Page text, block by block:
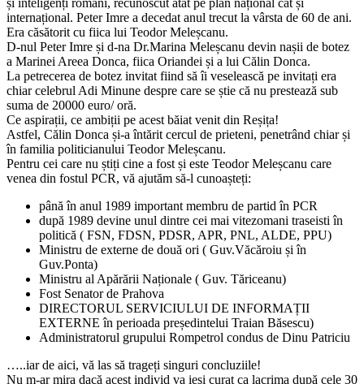
internațional. Peter Imre a decedat anul trecut la vârsta de 60 de ani.
Era căsătorit cu fiica lui Teodor Meleșcanu.
D-nul Peter Imre și d-na Dr.Marina Meleșcanu devin nașii de botez
a Marinei Areea Donca, fiica Oriandei și a lui Călin Donca.
La petrecerea de botez invitat fiind să îi veselească pe invitați era
chiar celebrul Adi Minune despre care se știe că nu prestează sub
suma de 20000 euro/ oră.
Ce aspirații, ce ambiții pe acest băiat venit din Reșița!
Astfel, Călin Donca și-a întărit cercul de prieteni, penetrând chiar și
în familia politicianului Teodor Meleșcanu.
Pentru cei care nu știți cine a fost și este Teodor Meleșcanu care
venea din fostul PCR, vă ajutăm să-l cunoașteți:
până în anul 1989 important membru de partid în PCR
după 1989 devine unul dintre cei mai vitezomani traseisti în
politică ( FSN, FDSN, PDSR, APR, PNL, ALDE, PPU)
Ministru de externe de două ori ( Guv.Văcăroiu și în
Guv.Ponta)
Ministru al Apărării Naționale ( Guv. Tăriceanu)
Fost Senator de Prahova
DIRECTORUL SERVICIULUI DE INFORMAȚII
EXTERNE în perioada președintelui Traian Băsescu)
Administratorul grupului Rompetrol condus de Dinu Patriciu
…..iar de aici, vă las să trageți singuri concluziile!
Nu m-ar mira dacă acest individ va ieși curat ca lacrima după cele 30